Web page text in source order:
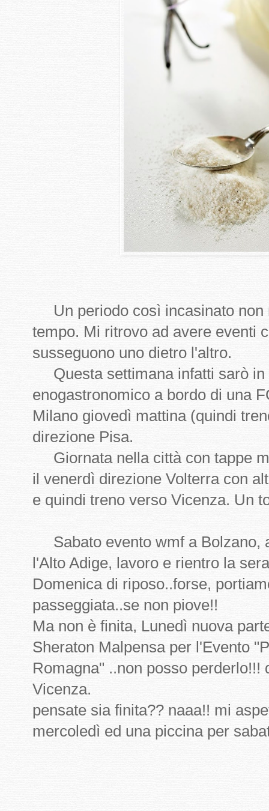
Un periodo così incasinato non
tempo. Mi ritrovo ad avere eventi
susseguono uno dietro l'altro.
Questa settimana infatti sarò in
enogastronomico a bordo di una
Milano giovedì mattina (quindi
direzione Pisa.
Giornata nella città con tappe
il venerdì direzione Volterra con
e quindi treno verso Vicenza. Un
Sabato evento wmf a Bolzano,
l'Alto Adige, lavoro e rientro la
Domenica di riposo..forse,
passeggiata..se non piove!!
Ma non è finita, Lunedì nuova
Sheraton Malpensa per l'Evento
Romagna" ..non posso perderlo!!!
Vicenza.
pensate sia finita?? naaa!! mi
mercoledì ed una piccina per